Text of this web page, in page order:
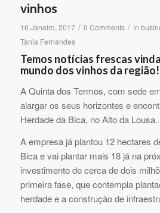
vinhos
16 Janeiro, 2017 / 0 Comments / in
Tania Fernandes
Temos notícias frescas
mundo dos vinhos da região!
A Quinta dos Termos, com sede
alargar os seus horizontes e
Herdade da Bica, no Alto da Lousa.
A empresa já plantou 12 hectares
Bica e vai plantar mais 18 já na
investimento de cerca de dois
primeira fase, que contempla
herdade e a construção de